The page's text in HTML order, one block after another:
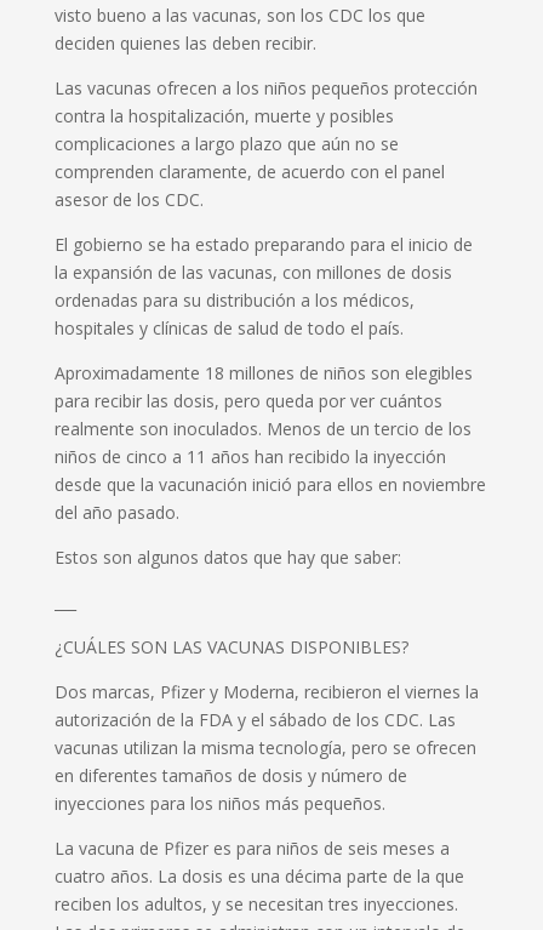
visto bueno a las vacunas, son los CDC los que
deciden quienes las deben recibir.
Las vacunas ofrecen a los niños pequeños protección
contra la hospitalización, muerte y posibles
complicaciones a largo plazo que aún no se
comprenden claramente, de acuerdo con el panel
asesor de los CDC.
El gobierno se ha estado preparando para el inicio de
la expansión de las vacunas, con millones de dosis
ordenadas para su distribución a los médicos,
hospitales y clínicas de salud de todo el país.
Aproximadamente 18 millones de niños son elegibles
para recibir las dosis, pero queda por ver cuántos
realmente son inoculados. Menos de un tercio de los
niños de cinco a 11 años han recibido la inyección
desde que la vacunación inició para ellos en noviembre
del año pasado.
Estos son algunos datos que hay que saber:
¿CUÁLES SON LAS VACUNAS DISPONIBLES?
Dos marcas, Pfizer y Moderna, recibieron el viernes la
autorización de la FDA y el sábado de los CDC. Las
vacunas utilizan la misma tecnología, pero se ofrecen
en diferentes tamaños de dosis y número de
inyecciones para los niños más pequeños.
La vacuna de Pfizer es para niños de seis meses a
cuatro años. La dosis es una décima parte de la que
reciben los adultos, y se necesitan tres inyecciones.